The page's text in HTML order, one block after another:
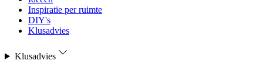
Inspiratie per ruimte
DIY's
Klusadvies
Klusadvies